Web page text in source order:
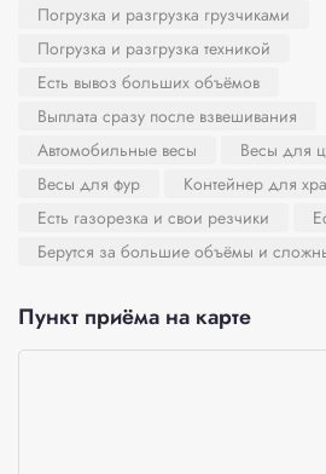
Погрузка и разгрузка грузчиками
Погрузка и разгрузка техникой
Есть вывоз больших объёмов
Выплата сразу после взвешивания
Автомобильные весы
Весы для
Весы для фур
Контейнер для
Есть газорезка и свои резчики
Берутся за большие объёмы и
Пункт приёма на карте